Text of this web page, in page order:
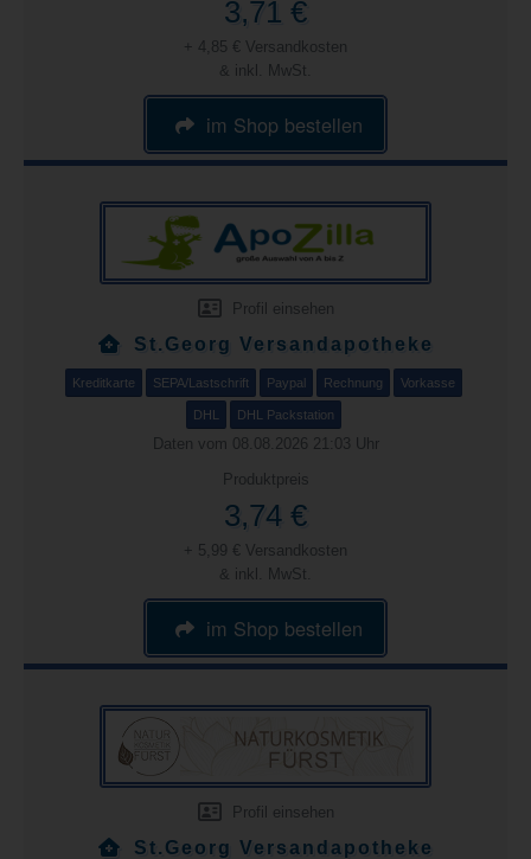
3,71 €
+ 4,85 € Versandkosten
& inkl. MwSt.
im Shop bestellen
Profil einsehen
St.Georg Versandapotheke
Kreditkarte SEPA/Lastschrift Paypal Rechnung Vorkasse
DHL DHL Packstation
Daten vom 08.08.2026 21:03 Uhr
Produktpreis
3,74 €
+ 5,99 € Versandkosten
& inkl. MwSt.
im Shop bestellen
Profil einsehen
St.Georg Versandapotheke